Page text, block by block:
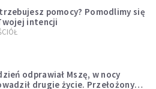
pomocy? Pomodlimy się
intencji
odprawiał Mszę, w nocy
drugie życie. Przełożony